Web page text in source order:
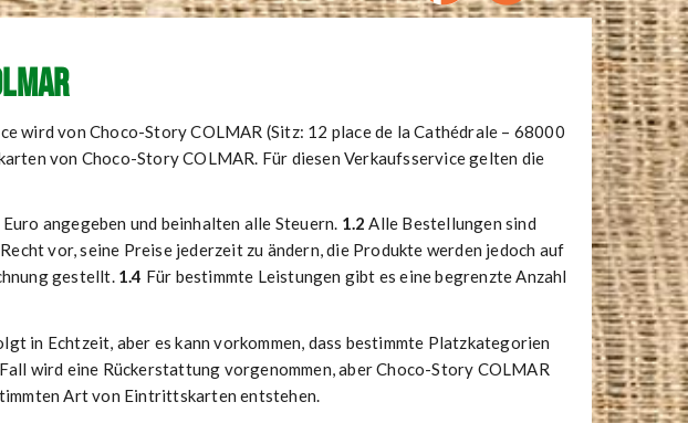
wird von Choco-Story COLMAR (Sitz: 12 place de la Cathédrale – 68000
von Choco-Story COLMAR. Für diesen Verkaufsservice gelten die
angegeben und beinhalten alle Steuern. 1.2 Alle Bestellungen sind
vor, seine Preise jederzeit zu ändern, die Produkte werden jedoch auf
gestellt. 1.4 Für bestimmte Leistungen gibt es eine begrenzte Anzahl
in Echtzeit, aber es kann vorkommen, dass bestimmte Platzkategorien
wird eine Rückerstattung vorgenommen, aber Choco-Story COLMAR
Art von Eintrittskarten entstehen.